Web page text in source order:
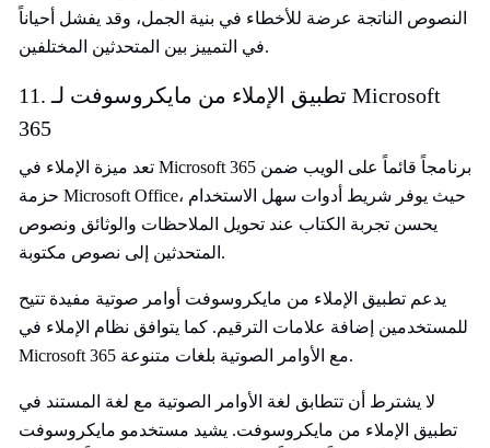
النصوص الناتجة عرضة للأخطاء في بنية الجمل، وقد يفشل أحياناً
في التمييز بين المتحدثين المختلفين.
11. تطبيق الإملاء من مايكروسوفت لـ Microsoft
365
تعد ميزة الإملاء في Microsoft 365 برنامجاً قائماً على الويب ضمن
حزمة Microsoft Office، حيث يوفر شريط أدوات سهل الاستخدام
يحسن تجربة الكتاب عند تحويل الملاحظات والوثائق ونصوص
المتحدثين إلى نصوص مكتوبة.
يدعم تطبيق الإملاء من مايكروسوفت أوامر صوتية مفيدة تتيح
للمستخدمين إضافة علامات الترقيم. كما يتوافق نظام الإملاء في
Microsoft 365 مع الأوامر الصوتية بلغات متنوعة.
لا يشترط أن تتطابق لغة الأوامر الصوتية مع لغة المستند في
تطبيق الإملاء من مايكروسوفت. يشيد مستخدمو مايكروسوفت